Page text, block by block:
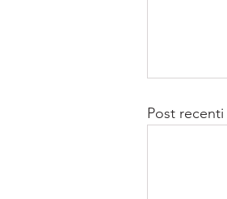
Post recenti